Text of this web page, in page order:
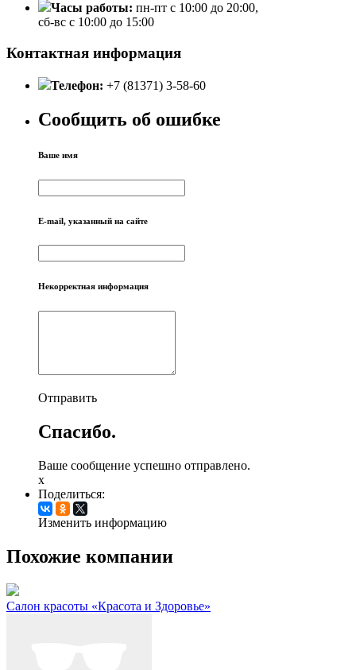
Часы работы: пн-пт с 10:00 до 20:00,
сб-вс с 10:00 до 15:00
Контактная информация
Телефон: +7 (81371) 3-58-60
Сообщить об ошибке
Ваше имя
E-mail, указанный на сайте
Некорректная информация
Отправить
Спасибо.
Ваше сообщение успешно отправлено.
x
Поделиться:
Изменить информацию
Похожие компании
Салон красоты «Красота и Здоровье»